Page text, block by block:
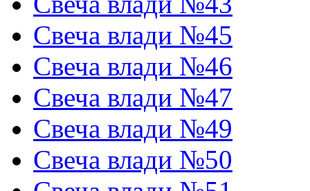
Свеча влади №45
Свеча влади №46
Свеча влади №47
Свеча влади №49
Свеча влади №50